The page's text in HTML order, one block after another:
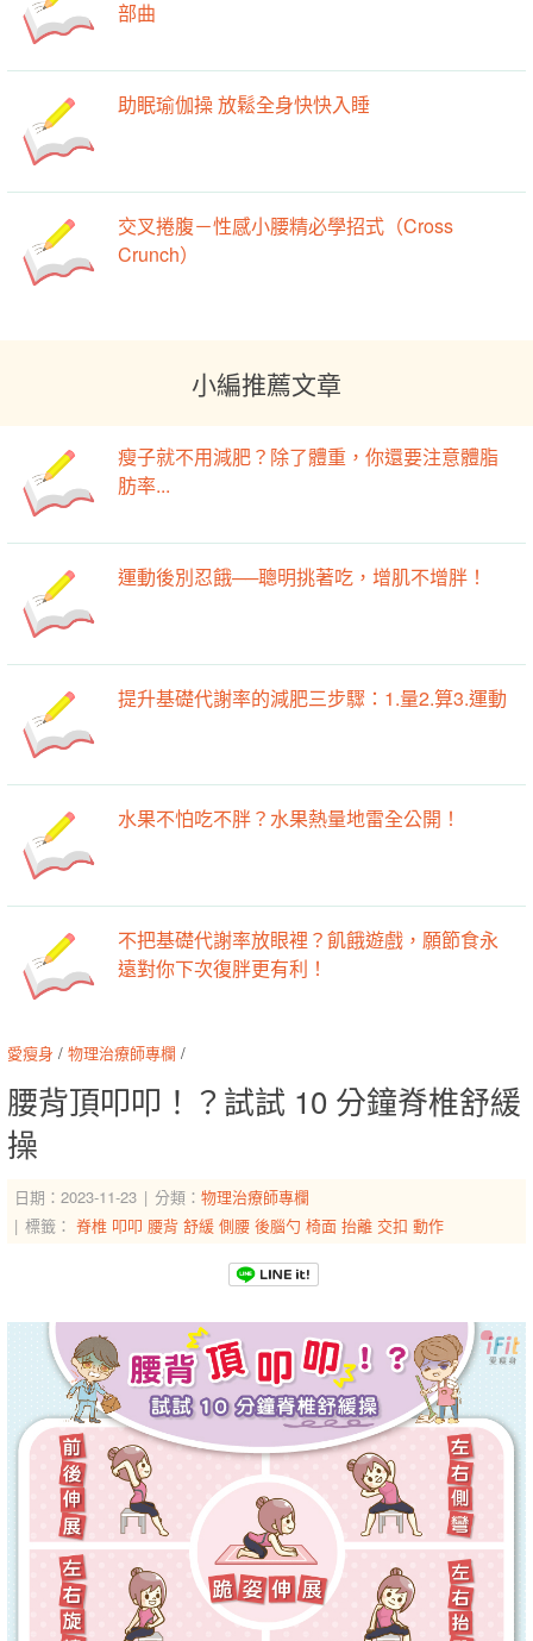
部曲
助眠瑜伽操 放鬆全身快快入睡
交叉捲腹－性感小腰精必學招式（Cross
Crunch）
小編推薦文章
瘦子就不用減肥？除了體重，你還要注意體脂
肪率...
運動後別忍餓──聰明挑著吃，增肌不增胖！
提升基礎代謝率的減肥三步驟：1.量2.算3.運動
水果不怕吃不胖？水果熱量地雷全公開！
不把基礎代謝率放眼裡？飢餓遊戲，願節食永
遠對你下次復胖更有利！
愛瘦身 / 物理治療師專欄 /
腰背頂叩叩！？試試 10 分鐘脊椎舒緩
操
日期：2023-11-23 分類： 物理治療師專欄
標籤： 脊椎 叩叩 腰背 舒緩 側腰 後腦勺 椅面 抬離 交扣 動作